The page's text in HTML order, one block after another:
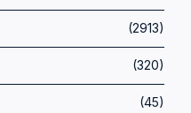
(2913)
(320)
(45)